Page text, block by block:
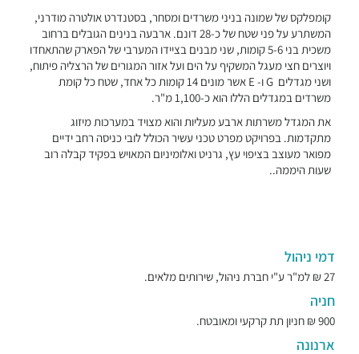
קומפלקס של שמונה בניני משרדים ומסחר, בסטנדרט אולטרה מודרני,
המשתרע על פני שטח של כ-28 דונם. ארבעה בנינים הגובלים ברחוב
משכית בני 5-6 קומות, שני מבנים בציידו המערבי של הפארק שהתאחדו
ויוצרים חצי מעגל המשקיף על הים ועל אזור המגורים של הרצליה פיתוח,
ושני מגדלים G ו- E אשר מונים 14 קומות כל אחד, שטח כל קומת
משרדים במגדלים הללו הוא כ-1,100 מ"ר.
את המגדל משרתות ארבע מעליות והוא מצויד במערכות מיזוג
מתקדמות. בפרויקט מפרט טכני עשיר הכולל לובי כניסה רחב ידיים
מפואר מעוצב בציפוי עץ, גרניט ואלומיניום המאויש בפקיד קבלה רוב
שעות היממה..
דמי ניהול
27 ₪ למ"ר ע"י חברת ניהול, שירותים מלאים.
חניה
900 ₪ חניון תת קרקעי ומאובטח.
ארנונה